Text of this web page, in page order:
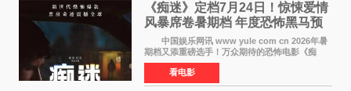
《痴迷》定档7月24日！惊悚爱情
风暴席卷暑期档 年度恐怖黑马预
中国娱乐网讯 www yule com cn 2026年暑
期档又添重磅选手！万众期待的恐怖电影《痴
迷》今日正式官宣定档，将于7月24日登陆内地各
大院线。这部被业内专家誉为新世代爆款恐怖电
影的作品，将为
看电影